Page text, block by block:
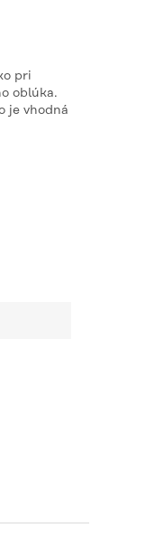
pri
oblúka.
je vhodná